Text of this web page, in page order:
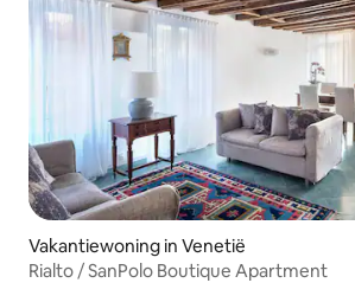
Vakantiewoning in Venetië
Rialto / SanPolo Boutique Apartment